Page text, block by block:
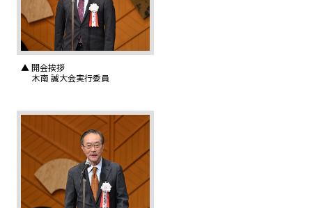
▲ 開会挨拶
木南 誠大会実行委員